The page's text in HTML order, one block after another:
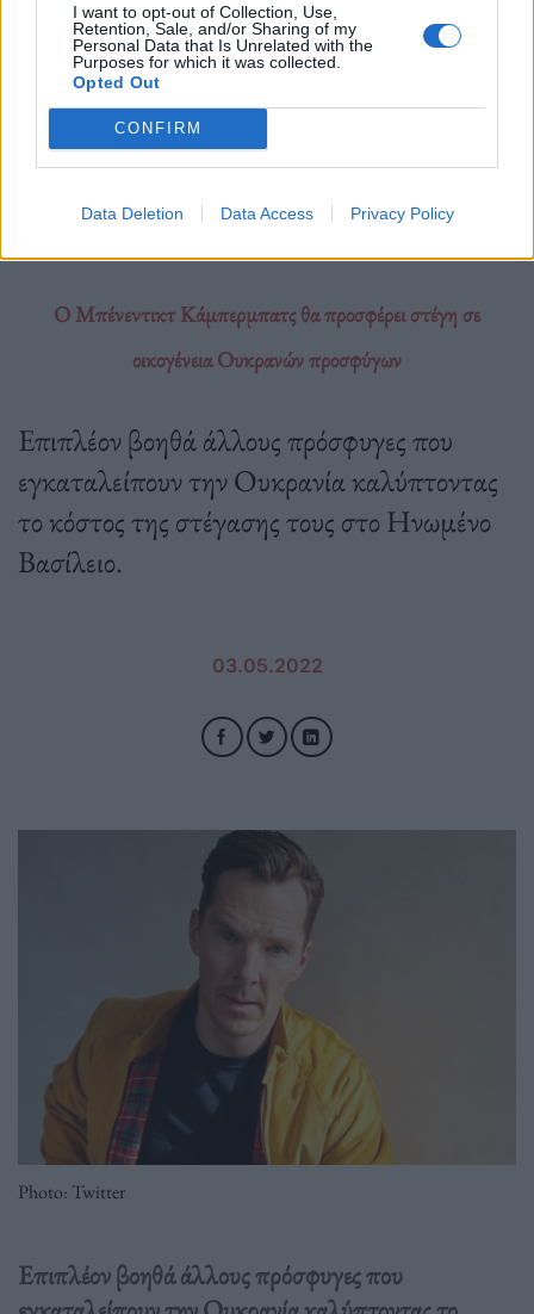
I want to opt-out of Collection, Use,
Retention, Sale, and/or Sharing of my
Personal Data that Is Unrelated with the
Purposes for which it was collected.
Opted Out
CONFIRM
Data Deletion Data Access Privacy Policy
Δημοσιεύθηκε σεΔιεθνή|TaggedBenedict Cumberbatch,Δουλεία
Μπαρμπάντος, Σκλάβος
Εφημερίδα
Ο Μπένεντικτ Κάμπερμπατς θα προσφέρει στέγη σε
οικογένεια Ουκρανών προσφύγων
Επιπλέον βοηθά άλλους πρόσφυγες που
εγκαταλείπουν την Ουκρανία καλύπτοντας
το κόστος της στέγασης τους στο Ηνωμένο
Βασίλειο.
03.05.2022
Photo: Twitter
Επιπλέον βοηθά άλλους πρόσφυγες που